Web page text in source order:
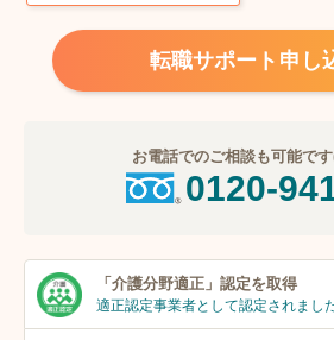
転職サポート申し
お電話でのご相談も可能で
0120-
「介護分野適正」 認定を取得
適正認定事業者として認定されました